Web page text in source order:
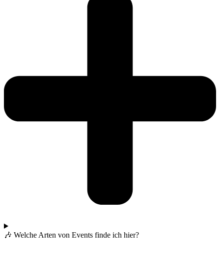
🎶 Welche Arten von Events finde ich hier?